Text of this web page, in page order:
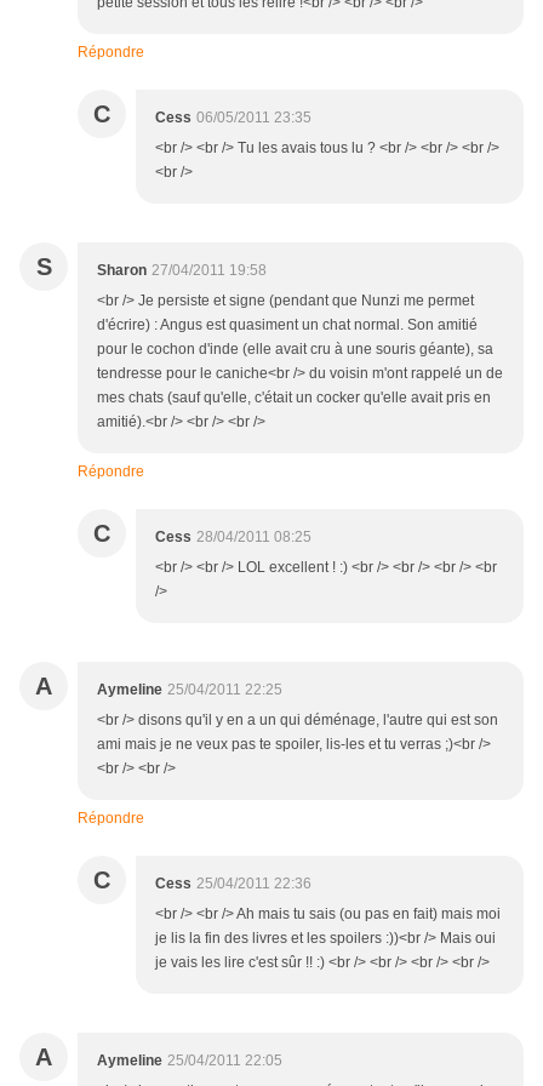
Répondre
C Cess 06/05/2011 23:35
<br /> <br /> Tu les avais tous lu ? <br /> <br /> <br />
<br />
S Sharon 27/04/2011 19:58
<br /> Je persiste et signe (pendant que Nunzi me permet
d'écrire) : Angus est quasiment un chat normal. Son amitié
pour le cochon d'inde (elle avait cru à une souris géante), sa
tendresse pour le caniche<br /> du voisin m'ont rappelé un de
mes chats (sauf qu'elle, c'était un cocker qu'elle avait pris en
amitié).<br /> <br /> <br />
Répondre
C Cess 28/04/2011 08:25
<br /> <br /> LOL excellent ! :) <br /> <br /> <br /> <br
/>
A Aymeline 25/04/2011 22:25
<br /> disons qu'il y en a un qui déménage, l'autre qui est son
ami mais je ne veux pas te spoiler, lis-les et tu verras ;)<br />
<br /> <br />
Répondre
C Cess 25/04/2011 22:36
<br /> <br /> Ah mais tu sais (ou pas en fait) mais moi
je lis la fin des livres et les spoilers :))<br /> Mais oui
je vais les lire c'est sûr !! :) <br /> <br /> <br /> <br />
A Aymeline 25/04/2011 22:05